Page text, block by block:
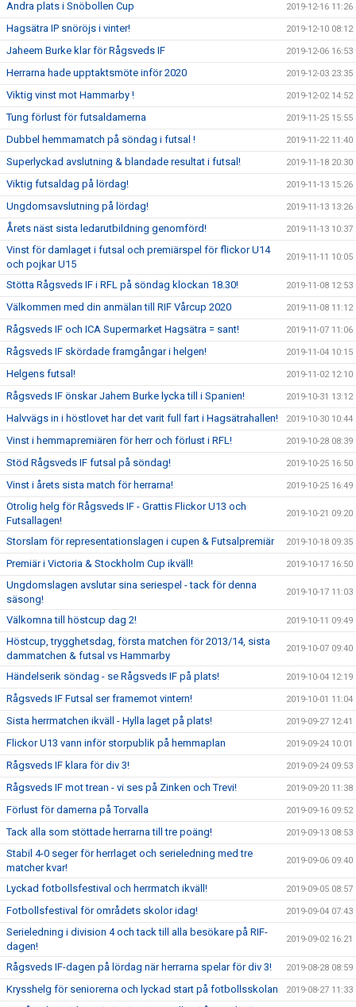
Andra plats i Snöbollen Cup 2019-12-16 11:26
Hagsätra IP snöröjs i vinter! 2019-12-10 08:12
Jaheem Burke klar för Rågsveds IF 2019-12-06 16:53
Herrarna hade upptaktsmöte inför 2020 2019-12-03 23:35
Viktig vinst mot Hammarby ! 2019-12-02 14:52
Tung förlust för futsaldamerna 2019-11-25 15:55
Dubbel hemmamatch på söndag i futsal ! 2019-11-22 11:40
Superlyckad avslutning & blandade resultat i futsal! 2019-11-18 20:30
Viktig futsaldag på lördag! 2019-11-13 15:26
Ungdomsavslutning på lördag! 2019-11-13 13:26
Årets näst sista ledarutbildning genomförd! 2019-11-13 10:37
Vinst för damlaget i futsal och premiärspel för flickor U14
och pojkar U15
2019-11-11 10:05
Stötta Rågsveds IF i RFL på söndag klockan 18.30! 2019-11-08 12:53
Välkommen med din anmälan till RIF Vårcup 2020 2019-11-08 11:12
Rågsveds IF och ICA Supermarket Hagsätra = sant! 2019-11-07 11:06
Rågsveds IF skördade framgångar i helgen! 2019-11-04 10:15
Helgens futsal! 2019-11-02 12:10
Rågsveds IF önskar Jahem Burke lycka till i Spanien! 2019-10-31 13:12
Halvvägs in i höstlovet har det varit full fart i Hagsätrahallen! 2019-10-30 10:44
Vinst i hemmapremiären för herr och förlust i RFL! 2019-10-28 08:39
Stöd Rågsveds IF futsal på söndag! 2019-10-25 16:50
Vinst i årets sista match för herrarna! 2019-10-25 16:49
Otrolig helg för Rågsveds IF - Grattis Flickor U13 och
Futsallagen!
2019-10-21 09:20
Storslam för representationslagen i cupen & Futsalpremiär 2019-10-18 09:35
Premiär i Victoria & Stockholm Cup ikväll! 2019-10-17 16:50
Ungdomslagen avslutar sina seriespel - tack för denna
säsong!
2019-10-17 11:03
Välkomna till höstcup dag 2! 2019-10-11 09:49
Höstcup, trygghetsdag, första matchen för 2013/14, sista
dammatchen & futsal vs Hammarby
2019-10-07 09:40
Händelserik söndag - se Rågsveds IF på plats! 2019-10-04 12:19
Rågsveds IF Futsal ser framemot vintern! 2019-10-01 11:04
Sista herrmatchen ikväll - Hylla laget på plats! 2019-09-27 12:41
Flickor U13 vann inför storpublik på hemmaplan 2019-09-24 10:01
Rågsveds IF klara för div 3! 2019-09-24 09:53
Rågsveds IF mot trean - vi ses på Zinken och Trevi! 2019-09-20 11:38
Förlust för damerna på Torvalla 2019-09-16 09:52
Tack alla som stöttade herrarna till tre poäng! 2019-09-13 08:53
Stabil 4-0 seger för herrlaget och serieledning med tre
matcher kvar!
2019-09-06 09:40
Lyckad fotbollsfestival och herrmatch ikväll! 2019-09-05 08:57
Fotbollsfestival för områdets skolor idag! 2019-09-04 07:43
Serieledning i division 4 och tack till alla besökare på RIF-
dagen!
2019-09-02 16:21
Rågsveds IF-dagen på lördag när herrarna spelar för div 3! 2019-08-28 08:59
Krysshelg för seniorerna och lyckad start på fotbollsskolan 2019-08-27 11:33